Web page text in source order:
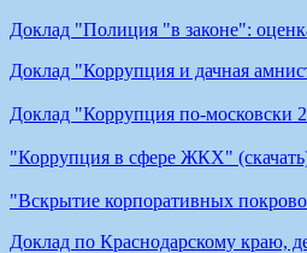
Доклад "Полиция "в законе":
Доклад "Коррупция и дачная
Доклад "Коррупция по-московски
"Коррупция в сфере ЖКХ"
"Вскрытие корпоративных
Доклад по Краснодарскому краю,